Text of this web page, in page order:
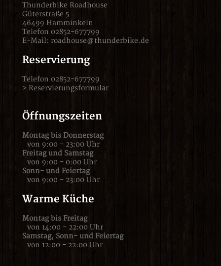
Thunderbike Roadhouse
Güterstraße 5
46499 Hamminkeln
Telefon 02852-677799
E-Mail: roadhouse@thunderbike.de
Reservierung
Telefon 02852-677799
> Reservierungsformular
Öffnungszeiten
Montag bis Donnerstag
von 9:00 - 23:00 Uhr
Freitag und Samstag
von 9:00 - 0:00 Uhr
Sonn- und Feiertag
von 9:00 - 23:00 Uhr
Warme Küche
Montag bis Freitag
von 14:00 - 22:00 Uhr
Samstag, Sonn- und Feiertag
von 12:00 - 22:00 Uhr